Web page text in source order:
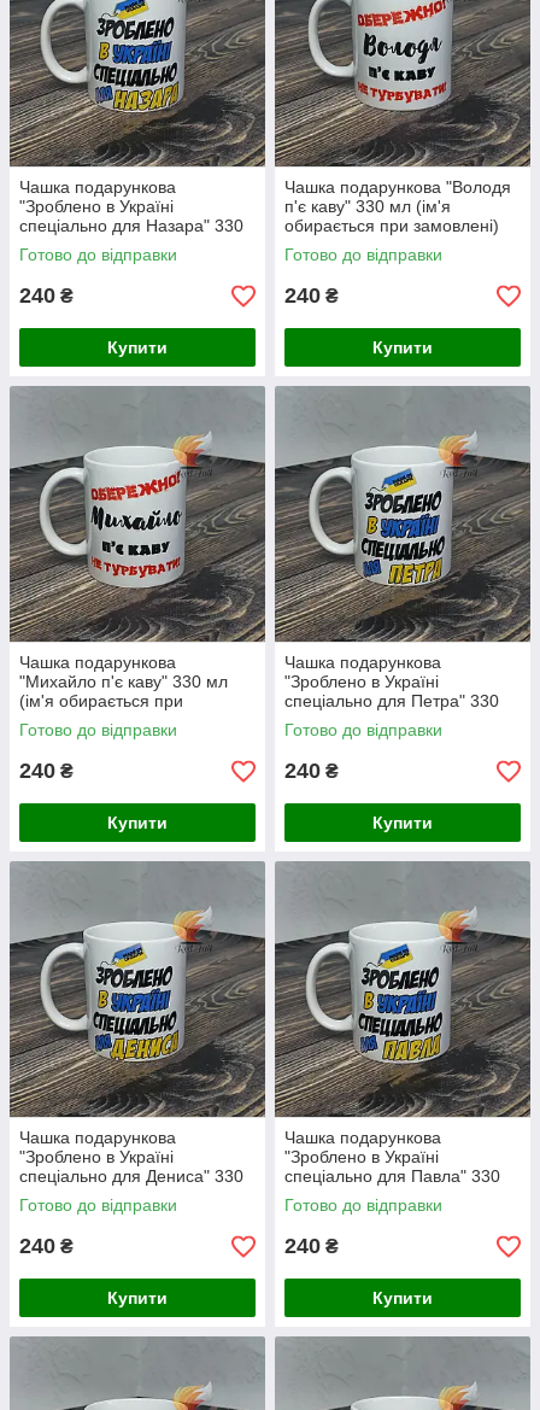
Чашка подарункова
"Зроблено в Україні
спеціально для Назара" 330
мл (ім'я обирається при
замовлені)
Готово до відправки
240 ₴
Купити
Чашка подарункова "Володя
п'є каву" 330 мл (ім'я
обирається при замовлені)
Готово до відправки
240 ₴
Купити
Чашка подарункова
"Михайло п'є каву" 330 мл
(ім'я обирається при
замовлені)
Готово до відправки
240 ₴
Купити
Чашка подарункова
"Зроблено в Україні
спеціально для Петра" 330
мл (ім'я обирається при
замовлені)
Готово до відправки
240 ₴
Купити
Чашка подарункова
"Зроблено в Україні
спеціально для Дениса" 330
мл (ім'я обирається при
замовлені)
Готово до відправки
240 ₴
Купити
Чашка подарункова
"Зроблено в Україні
спеціально для Павла" 330
мл (ім'я обирається при
замовлені)
Готово до відправки
240 ₴
Купити